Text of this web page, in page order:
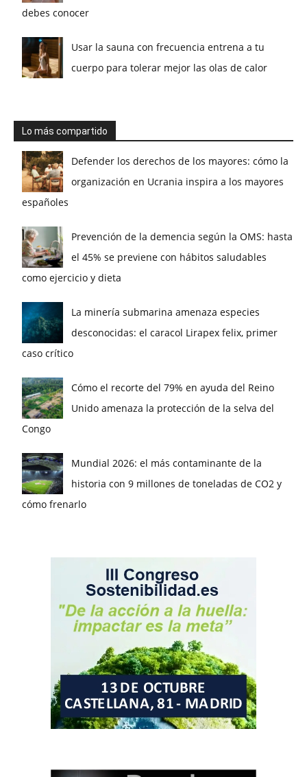
debes conocer
Usar la sauna con frecuencia entrena a tu
cuerpo para tolerar mejor las olas de calor
Lo más compartido
Defender los derechos de los mayores: cómo la
organización en Ucrania inspira a los mayores
españoles
Prevención de la demencia según la OMS: hasta
el 45% se previene con hábitos saludables
como ejercicio y dieta
La minería submarina amenaza especies
desconocidas: el caracol Lirapex felix, primer
caso crítico
Cómo el recorte del 79% en ayuda del Reino
Unido amenaza la protección de la selva del
Congo
Mundial 2026: el más contaminante de la
historia con 9 millones de toneladas de CO2 y
cómo frenarlo